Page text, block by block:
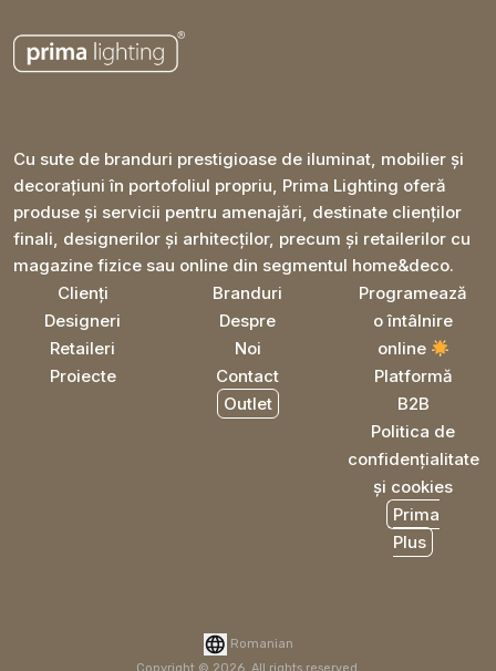
Cu sute de branduri prestigioase de iluminat, mobilier și
decorațiuni în portofoliul propriu, Prima Lighting oferă
produse și servicii pentru amenajări, destinate clienților
finali, designerilor și arhitecților, precum și retailerilor cu
magazine fizice sau online din segmentul home&deco.
Clienți
Designeri
Retaileri
Proiecte
Branduri
Despre
Noi
Contact
Outlet
Programează
o întâlnire
online
Platformă
B2B
Politica de
confidențialitate
și cookies
Prima
Plus
Romanian